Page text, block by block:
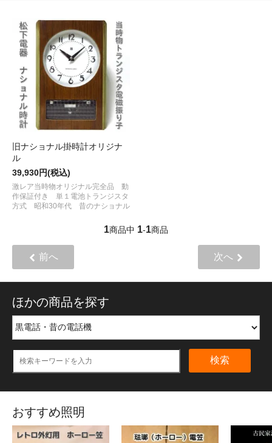
旧ナショナル掛時計オリジナ
ル
39,930円(税込)
激レア当時物オリジナル完全品 動
作保証付き 単１電池トランジスタ
方式 昭和30年代 昔のナショナル
1商品中 1-1商品
前へ 次へ
ほかの商品を探す
検索
おすすめ照明